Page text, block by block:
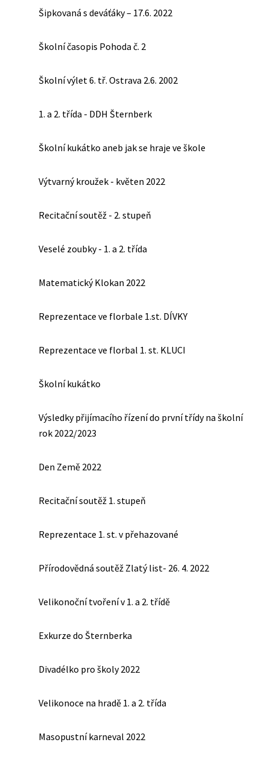
Šipkovaná s deváťáky – 17.6. 2022
Školní časopis Pohoda č. 2
Školní výlet 6. tř. Ostrava 2.6. 2002
1. a 2. třída - DDH Šternberk
Školní kukátko aneb jak se hraje ve škole
Výtvarný kroužek - květen 2022
Recitační soutěž - 2. stupeň
Veselé zoubky - 1. a 2. třída
Matematický Klokan 2022
Reprezentace ve florbale 1.st. DÍVKY
Reprezentace ve florbal 1. st. KLUCI
Školní kukátko
Výsledky přijímacího řízení do první třídy na školní
rok 2022/2023
Den Země 2022
Recitační soutěž 1. stupeň
Reprezentace 1. st. v přehazované
Přírodovědná soutěž Zlatý list- 26. 4. 2022
Velikonoční tvoření v 1. a 2. třídě
Exkurze do Šternberka
Divadélko pro školy 2022
Velikonoce na hradě 1. a 2. třída
Masopustní karneval 2022